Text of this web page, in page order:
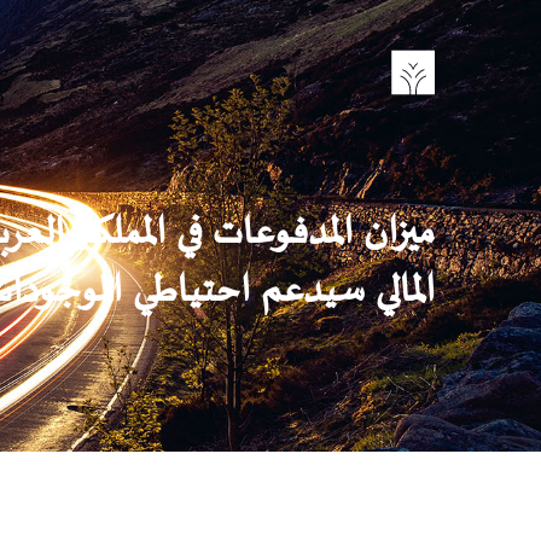
تجاوز
المحتوى
ميزان المدفوعات في المملكة
المالي سيدعم احتياطي